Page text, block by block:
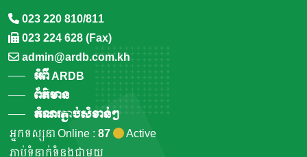
023 220 810/811
023 224 628 (Fax)
admin@ardb.com.kh
អំពី ARDB
ព័ត៌មាន
តំណរភ្ជាប់សំខាន់ៗ
អ្នកទស្សនា Online : 87
Active
ភ្ជាប់ទំនាក់ទំនងជាមួយ